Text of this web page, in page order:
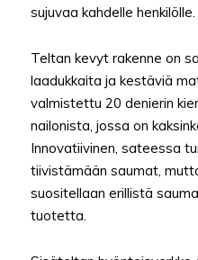
sujuvaa kahdelle henkilölle.
Teltan kevyt rakenne on
laadukkaita ja kestäviä
valmistettu 20 denierin
nailonista, jossa on
Innovatiivinen, sateessa
tiivistämään saumat,
suositellaan erillistä
tuotetta.